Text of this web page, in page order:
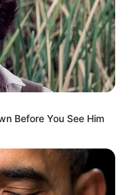
Before You See Him